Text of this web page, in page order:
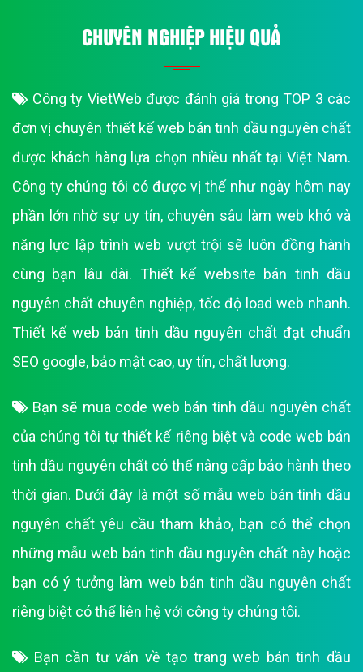
CHUYÊN NGHIỆP HIỆU QUẢ
Công ty VietWeb được đánh giá trong TOP 3 các
đơn vị chuyên thiết kế web bán tinh dầu nguyên chất
được khách hàng lựa chọn nhiều nhất tại Việt Nam.
Công ty chúng tôi có được vị thế như ngày hôm nay
phần lớn nhờ sự uy tín, chuyên sâu làm web khó và
năng lực lập trình web vượt trội sẽ luôn đồng hành
cùng bạn lâu dài. Thiết kế website bán tinh dầu
nguyên chất chuyên nghiệp, tốc độ load web nhanh.
Thiết kế web bán tinh dầu nguyên chất đạt chuẩn
SEO google, bảo mật cao, uy tín, chất lượng.
Bạn sẽ mua code web bán tinh dầu nguyên chất
của chúng tôi tự thiết kế riêng biệt và code web bán
tinh dầu nguyên chất có thể nâng cấp bảo hành theo
thời gian. Dưới đây là một số mẫu web bán tinh dầu
nguyên chất yêu cầu tham khảo, bạn có thể chọn
những mẫu web bán tinh dầu nguyên chất này hoặc
bạn có ý tưởng làm web bán tinh dầu nguyên chất
riêng biệt có thể liên hệ với công ty chúng tôi.
Bạn cần tư vấn về tạo trang web bán tinh dầu